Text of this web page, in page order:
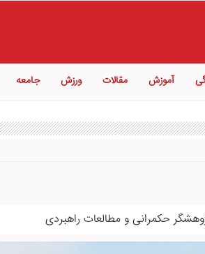
آموزش مقالات ورزش جامعه
حکمرانی و مطالعات راهبردی